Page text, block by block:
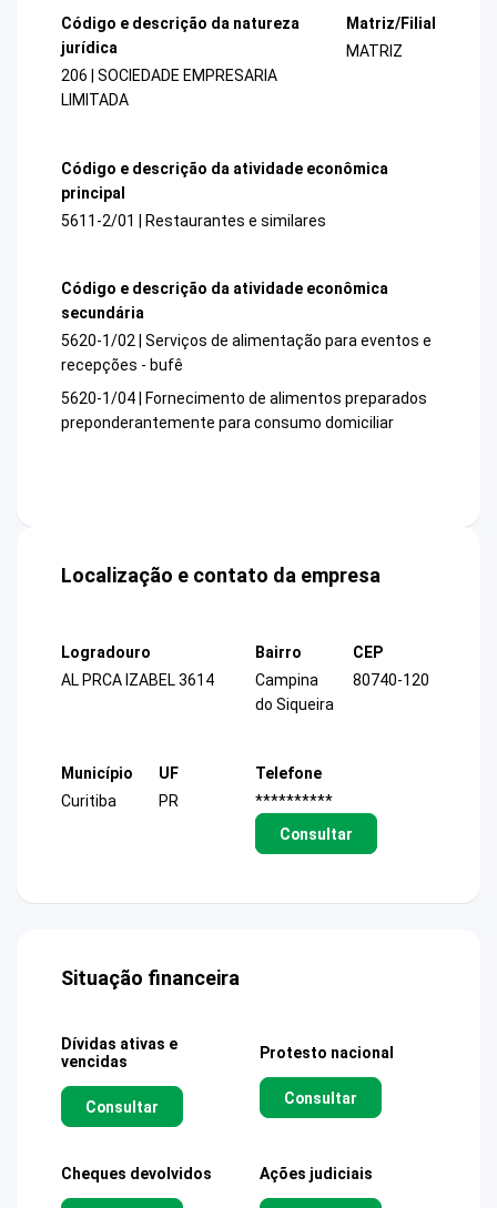
Código e descrição da natureza
jurídica
206 | SOCIEDADE EMPRESARIA
LIMITADA
Matriz/Filial
MATRIZ
Código e descrição da atividade econômica
principal
5611-2/01 | Restaurantes e similares
Código e descrição da atividade econômica
secundária
5620-1/02 | Serviços de alimentação para eventos e
recepções - bufê
5620-1/04 | Fornecimento de alimentos preparados
preponderantemente para consumo domiciliar
Localização e contato da empresa
Logradouro
AL PRCA IZABEL 3614
Bairro
Campina
do Siqueira
CEP
80740-120
Município
Curitiba
UF
PR
Telefone
**********
Consultar
Situação financeira
Dívidas ativas e
vencidas
Consultar
Protesto nacional
Consultar
Cheques devolvidos Ações judiciais